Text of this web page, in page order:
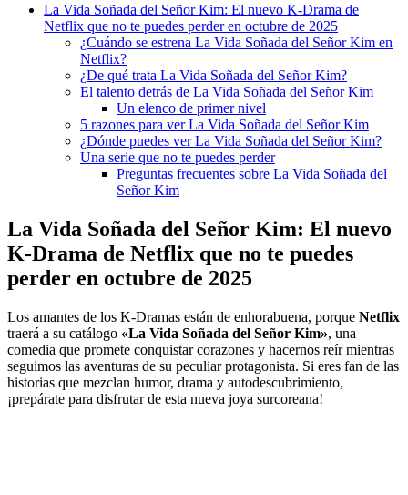
La Vida Soñada del Señor Kim: El nuevo K-Drama de
Netflix que no te puedes perder en octubre de 2025
¿Cuándo se estrena La Vida Soñada del Señor Kim en
Netflix?
¿De qué trata La Vida Soñada del Señor Kim?
El talento detrás de La Vida Soñada del Señor Kim
Un elenco de primer nivel
5 razones para ver La Vida Soñada del Señor Kim
¿Dónde puedes ver La Vida Soñada del Señor Kim?
Una serie que no te puedes perder
Preguntas frecuentes sobre La Vida Soñada del
Señor Kim
La Vida Soñada del Señor Kim: El nuevo
K-Drama de Netflix que no te puedes
perder en octubre de 2025
Los amantes de los K-Dramas están de enhorabuena, porque Netflix
traerá a su catálogo «La Vida Soñada del Señor Kim», una
comedia que promete conquistar corazones y hacernos reír mientras
seguimos las aventuras de su peculiar protagonista. Si eres fan de las
historias que mezclan humor, drama y autodescubrimiento,
¡prepárate para disfrutar de esta nueva joya surcoreana!